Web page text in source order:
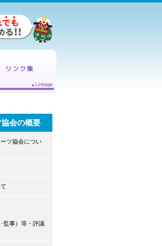
協会の概要
ツ協会につい
監事）等・評議